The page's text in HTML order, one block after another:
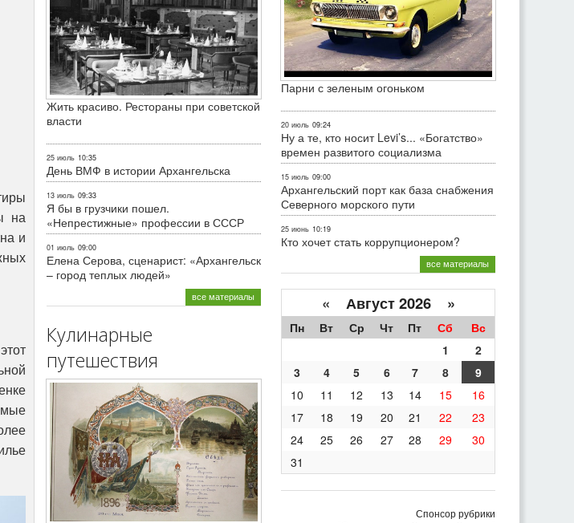
на
и
Жить красиво. Рестораны при советской
власти
25 июль 10:35
День ВМФ в истории Архангельска
13 июль 09:33
Я бы в грузчики пошел.
«Непрестижные» профессии в СССР
01 июль 09:00
Елена Серова, сценарист: «Архангельск
– город теплых людей»
все материалы
Кулинарные
путешествия
Парни с зеленым огоньком
20 июль 09:24
Ну а те, кто носит Levi’s... «Богатство»
времен развитого социализма
15 июль 09:00
Архангельский порт как база снабжения
Северного морского пути
25 июнь 10:19
Кто хочет стать коррупционером?
все материалы
« Август 2026 »
Пн Вт Ср Чт Пт Сб
Вс
1
2
3
4 5 6 7 8
9
10
11 12 13 14 15
16
17
18 19 20 21 22
23
24
25 26 27 28 29
30
31
Спонсор рубрики